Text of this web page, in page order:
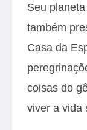
Seu
também
Casa da
coisas do
viver a vida